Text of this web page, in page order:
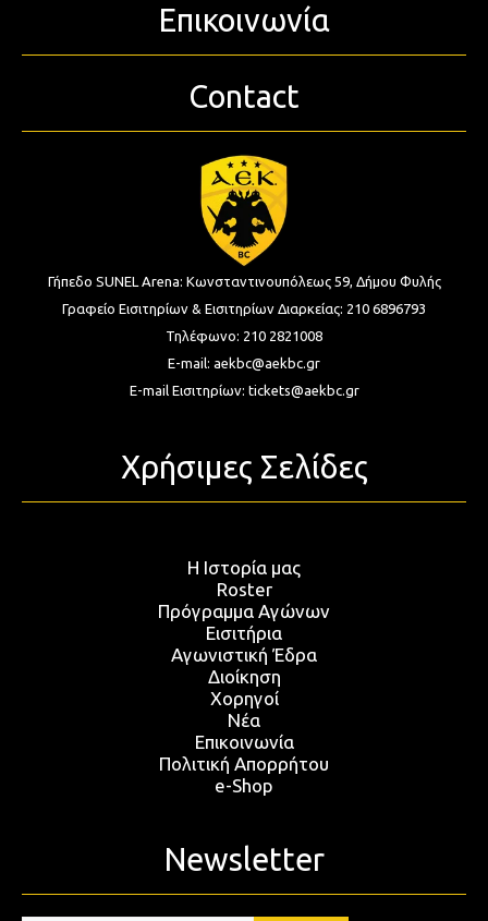
Επικοινωνία
Contact
Γήπεδο SUNEL Arena: Κωνσταντινουπόλεως 59, Δήμου Φυλής
Γραφείο Εισιτηρίων & Εισιτηρίων Διαρκείας: 210 6896793
Τηλέφωνο: 210 2821008
E-mail: aekbc@aekbc.gr
E-mail Εισιτηρίων: tickets@aekbc.gr
Χρήσιμες Σελίδες
Η Ιστορία μας
Roster
Πρόγραμμα Αγώνων
Εισιτήρια
Αγωνιστική Έδρα
Διοίκηση
Χορηγοί
Νέα
Επικοινωνία
Πολιτική Απορρήτου
e-Shop
Newsletter